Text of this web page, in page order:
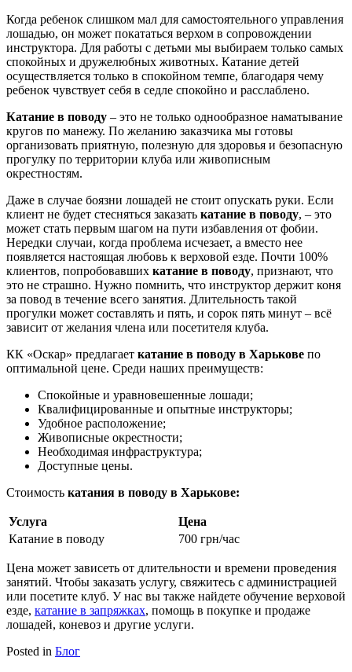
Когда ребенок слишком мал для самостоятельного управления
лошадью, он может покататься верхом в сопровождении
инструктора. Для работы с детьми мы выбираем только самых
спокойных и дружелюбных животных. Катание детей
осуществляется только в спокойном темпе, благодаря чему
ребенок чувствует себя в седле спокойно и расслаблено.
Катание в поводу – это не только однообразное наматывание
кругов по манежу. По желанию заказчика мы готовы
организовать приятную, полезную для здоровья и безопасную
прогулку по территории клуба или живописным
окрестностям.
Даже в случае боязни лошадей не стоит опускать руки. Если
клиент не будет стесняться заказать катание в поводу, – это
может стать первым шагом на пути избавления от фобии.
Нередки случаи, когда проблема исчезает, а вместо нее
появляется настоящая любовь к верховой езде. Почти 100%
клиентов, попробовавших катание в поводу, признают, что
это не страшно. Нужно помнить, что инструктор держит коня
за повод в течение всего занятия. Длительность такой
прогулки может составлять и пять, и сорок пять минут – всё
зависит от желания члена или посетителя клуба.
КК «Оскар» предлагает катание в поводу в Харькове по
оптимальной цене. Среди наших преимуществ:
Спокойные и уравновешенные лошади;
Квалифицированные и опытные инструкторы;
Удобное расположение;
Живописные окрестности;
Необходимая инфраструктура;
Доступные цены.
Стоимость катания в поводу в Харькове:
Услуга
Цена
Катание в поводу
700 грн/час
Цена может зависеть от длительности и времени проведения
занятий. Чтобы заказать услугу, свяжитесь с администрацией
или посетите клуб. У нас вы также найдете обучение верховой
езде, катание в запряжках, помощь в покупке и продаже
лошадей, коневоз и другие услуги.
Posted in Блог